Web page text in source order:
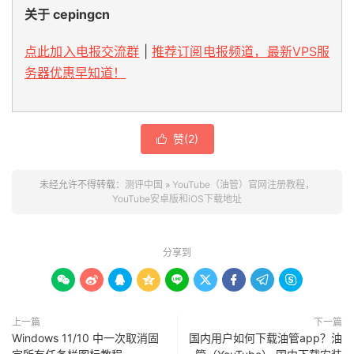
关于 cepingcn
点此加入电报交流群
推荐订阅电报频道，最新VPS服
务器优惠早知道！
 赞(2)
未经允许不得转载： 测评中国 » YouTube（油管）官网注册教程，
YouTube安卓版和iOS下载地址
分享到
        
上一篇
Windows 11/10 中一次取消固
下一篇
国内用户如何下载油管app？油